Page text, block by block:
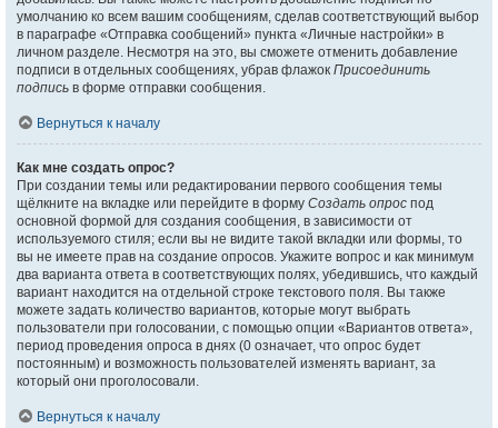
умолчанию ко всем вашим сообщениям, сделав соответствующий выбор
в параграфе «Отправка сообщений» пункта «Личные настройки» в
личном разделе. Несмотря на это, вы сможете отменить добавление
подписи в отдельных сообщениях, убрав флажок Присоединить
подпись в форме отправки сообщения.
Вернуться к началу
Как мне создать опрос?
При создании темы или редактировании первого сообщения темы
щёлкните на вкладке или перейдите в форму Создать опрос под
основной формой для создания сообщения, в зависимости от
используемого стиля; если вы не видите такой вкладки или формы, то
вы не имеете прав на создание опросов. Укажите вопрос и как минимум
два варианта ответа в соответствующих полях, убедившись, что каждый
вариант находится на отдельной строке текстового поля. Вы также
можете задать количество вариантов, которые могут выбрать
пользователи при голосовании, с помощью опции «Вариантов ответа»,
период проведения опроса в днях (0 означает, что опрос будет
постоянным) и возможность пользователей изменять вариант, за
который они проголосовали.
Вернуться к началу